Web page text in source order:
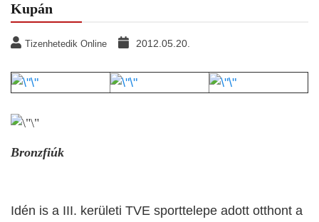
Kupán
Tizenhetedik Online 2012.05.20.
Bronzfiúk
Idén is a III. kerületi TVE sporttelepe adott otthont a